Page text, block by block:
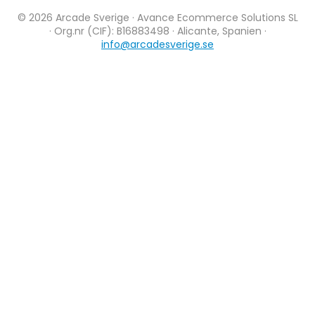
© 2026 Arcade Sverige · Avance Ecommerce Solutions SL
· Org.nr (CIF): B16883498 · Alicante, Spanien ·
info@arcadesverige.se